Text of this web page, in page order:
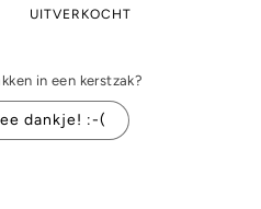
UITVERKOCHT
in een kerstzak?
dankje! :-(